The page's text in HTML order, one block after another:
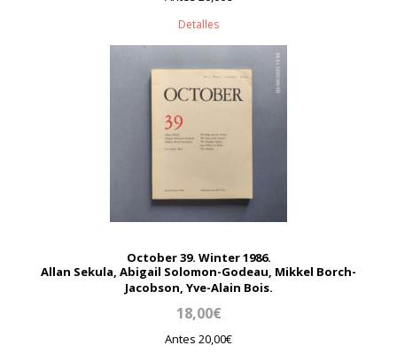
Detalles
October 39. Winter 1986.
Allan Sekula, Abigail Solomon-Godeau, Mikkel Borch-
Jacobson, Yve-Alain Bois.
18,00€
Antes 20,00€